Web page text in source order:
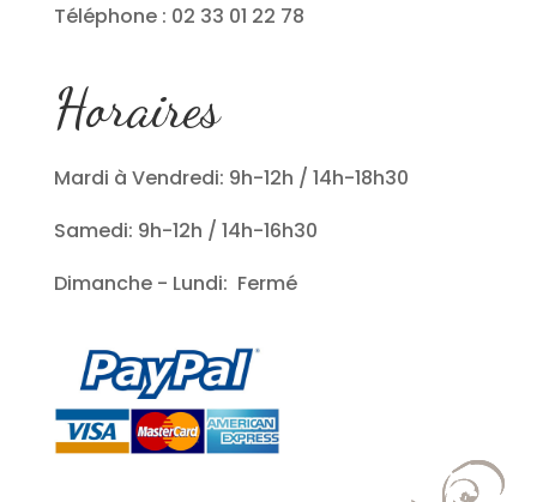
Téléphone : 02 33 01 22 78
Horaires
Mardi à Vendredi: 9h-12h / 14h-18h30
Samedi: 9h-12h / 14h-16h30
Dimanche - Lundi: Fermé